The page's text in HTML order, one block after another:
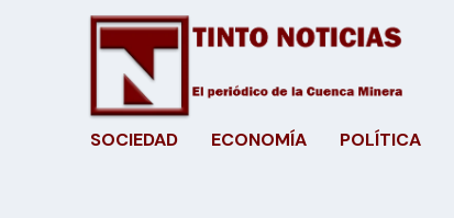
SOCIEDAD ECONOMÍA POLÍTICA